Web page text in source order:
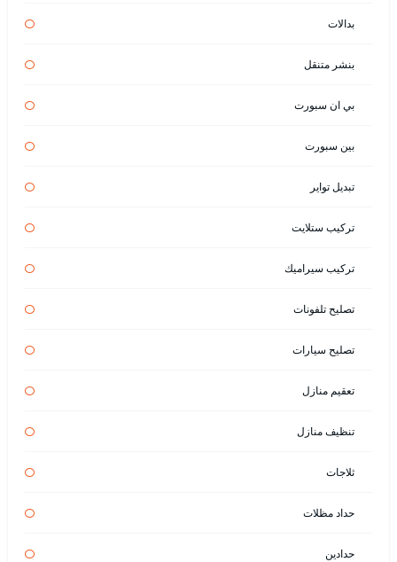
بدالات
بنشر متنقل
بي ان سبورت
بين سبورت
تبديل تواير
تركيب ستلايت
تركيب سيراميك
تصليح تلفونات
تصليح سيارات
تعقيم منازل
تنظيف منازل
ثلاجات
حداد مظلات
حدادين